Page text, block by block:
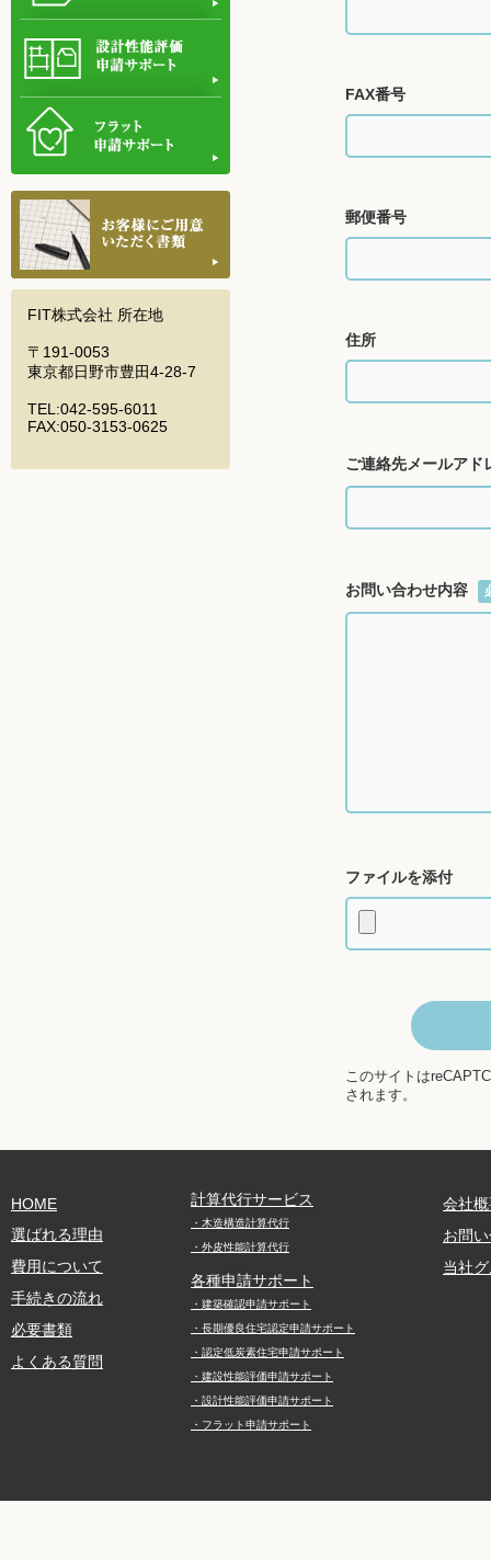
FAX番号
郵便番号
住所
ご連絡先メールアド
お問い合わせ内容
ファイルを添付
このサイトは
されます。
FIT株式会社 所在地
〒191-0053
東京都日野市豊田4-28-7
TEL:042-595-6011
FAX:050-3153-0625
HOME
選ばれる理由
費用について
手続きの流れ
必要書類
よくある質問
計算代行サービス
・木造構造計算代行
・外皮性能計算代行
各種申請サポート
・建築確認申請サポート
・長期優良住宅認定申請サポート
・認定低炭素住宅申請サポート
・建設性能評価申請サポート
・設計性能評価申請サポート
・フラット申請サポート
会社
お問
当社